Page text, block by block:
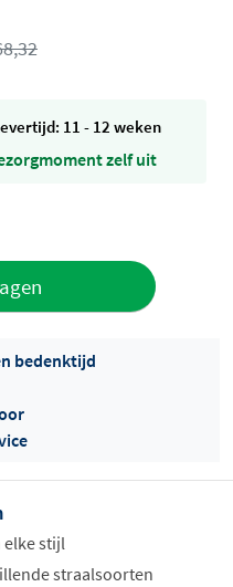
11 - 12 weken
zelf uit
bedenktijd
elke stijl
straalsoorten